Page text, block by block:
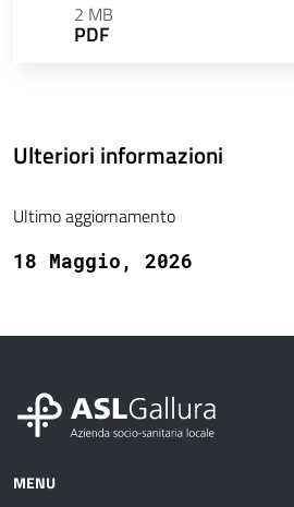
2 MB
PDF
Ulteriori informazioni
Ultimo aggiornamento
18 Maggio, 2026
MENU